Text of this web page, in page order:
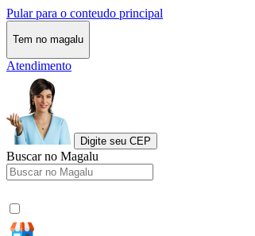
Pular para o conteudo principal
Tem no magalu
Atendimento
Digite seu CEP
Buscar no Magalu